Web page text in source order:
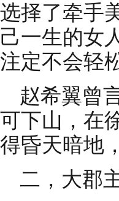
选择了牵手
己一生的女
注定不会轻
赵希翼曾
可下山，在
得昏天暗地
二，大郡